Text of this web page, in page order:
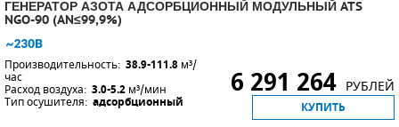
ГЕНЕРАТОР АЗОТА АДСОРБЦИОННЫЙ МОДУЛЬНЫЙ ATS
NGO-90 (AN≤99,9%)
Производительность: 38.9-111.8 м³/
час
Расход воздуха: 3.0-5.2 м³/мин
Тип осушителя: адсорбционный
6 291 264 РУБЛЕЙ
КУПИТЬ